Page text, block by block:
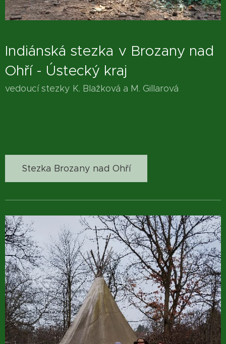
Indiánská stezka v Brozany nad
Ohří - Ústecký kraj
vedoucí stezky K. Blažková a M. Gillarová
Stezka Brozany nad Ohří